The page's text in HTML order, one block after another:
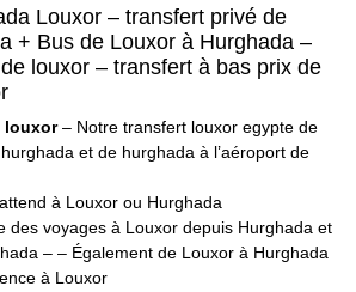
Louxor – transfert privé de
+ Bus de Louxor à Hurghada –
louxor – transfert à bas prix de
louxor– Notre transfert louxor egypte de
et de hurghada à l’aéroport de
à Louxor ou Hurghada
des voyages à Louxor depuis Hurghada et
– – Également de Louxor à Hurghada
à Louxor